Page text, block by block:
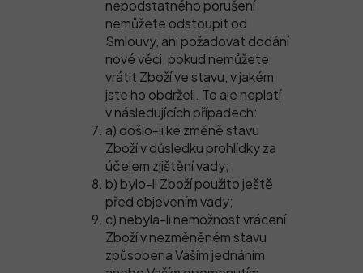
nepodstatného porušení
nemůžete odstoupit od
Smlouvy, ani požadovat dodání
nové věci, pokud nemůžete
vrátit Zboží ve stavu, v jakém
jste ho obdrželi. To ale neplatí
v následujících případech:
a) došlo-li ke změně stavu
Zboží v důsledku prohlídky za
účelem zjištění vady;
b) bylo-li Zboží použito ještě
před objevením vady;
c) nebyla-li nemožnost vrácení
Zboží v nezměněném stavu
způsobena Vaším jednáním